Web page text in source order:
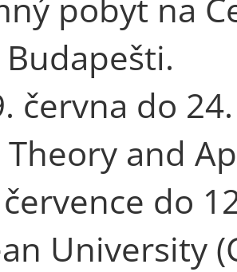
Budapešti.
června do
Theory and
července do
University